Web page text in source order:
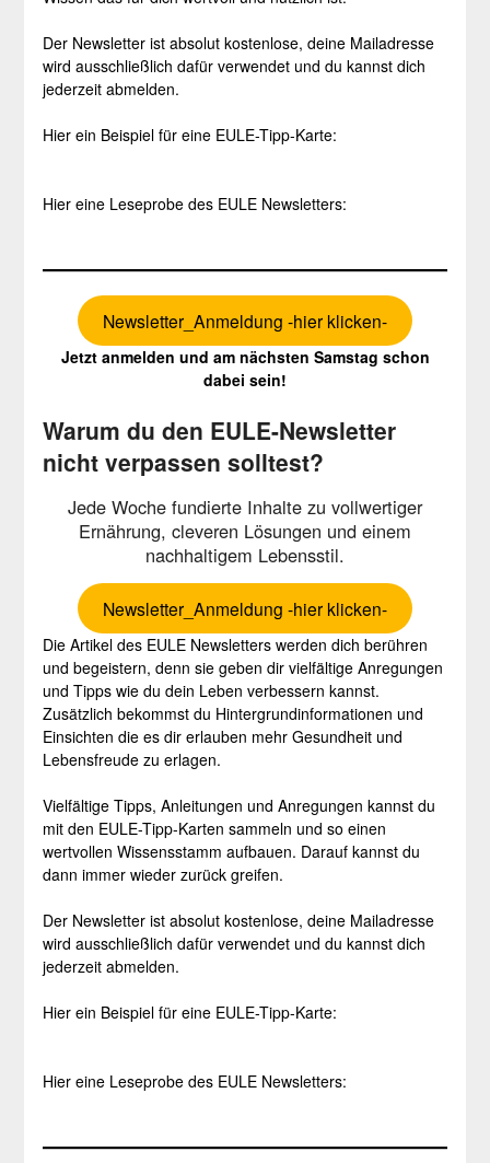
Der Newsletter ist absolut kostenlose, deine Mailadresse
wird ausschließlich dafür verwendet und du kannst dich
jederzeit abmelden.
Hier ein Beispiel für eine EULE-Tipp-Karte:
Hier eine Leseprobe des EULE Newsletters:
Newsletter_Anmeldung -hier klicken-
Jetzt anmelden und am nächsten Samstag schon
dabei sein!
Warum du den EULE-Newsletter
nicht verpassen solltest?
Jede Woche fundierte Inhalte zu vollwertiger
Ernährung, cleveren Lösungen und einem
nachhaltigem Lebensstil.
Newsletter_Anmeldung -hier klicken-
Die Artikel des EULE Newsletters werden dich berühren
und begeistern, denn sie geben dir vielfältige Anregungen
und Tipps wie du dein Leben verbessern kannst.
Zusätzlich bekommst du Hintergrundinformationen und
Einsichten die es dir erlauben mehr Gesundheit und
Lebensfreude zu erlagen.
Vielfältige Tipps, Anleitungen und Anregungen kannst du
mit den EULE-Tipp-Karten sammeln und so einen
wertvollen Wissensstamm aufbauen. Darauf kannst du
dann immer wieder zurück greifen.
Der Newsletter ist absolut kostenlose, deine Mailadresse
wird ausschließlich dafür verwendet und du kannst dich
jederzeit abmelden.
Hier ein Beispiel für eine EULE-Tipp-Karte:
Hier eine Leseprobe des EULE Newsletters: